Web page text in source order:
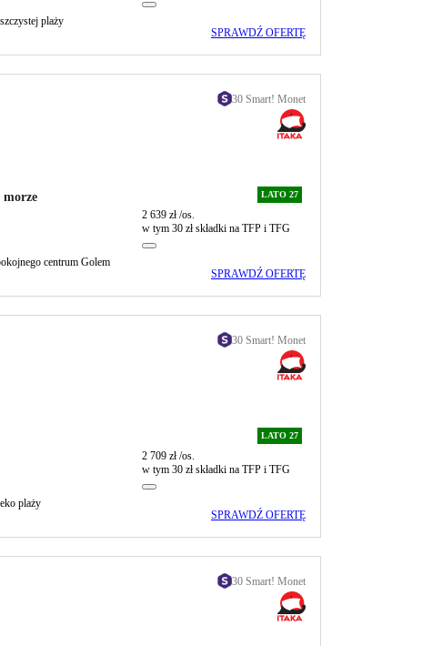
plaży
SPRAWDŹ OFERTĘ
morze
centrum Golem
30 Smart! Monet
LATO 27
2 639 zł/os.
w tym 30 zł składki na TFP i TFG
SPRAWDŹ OFERTĘ
plaży
30 Smart! Monet
LATO 27
2 709 zł/os.
w tym 30 zł składki na TFP i TFG
SPRAWDŹ OFERTĘ
30 Smart! Monet